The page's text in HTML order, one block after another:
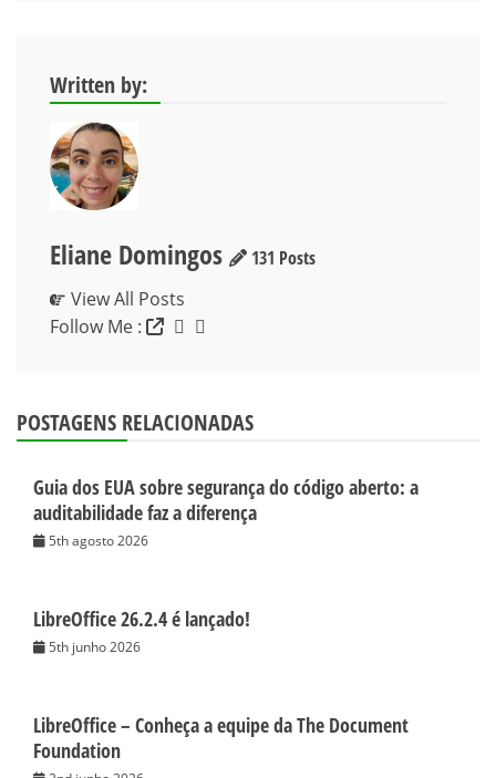
Written by:
Eliane Domingos
131 Posts
View All Posts
Follow Me :
POSTAGENS RELACIONADAS
Guia dos EUA sobre segurança do código aberto: a
auditabilidade faz a diferença
5th agosto 2026
LibreOffice 26.2.4 é lançado!
5th junho 2026
LibreOffice – Conheça a equipe da The Document
Foundation